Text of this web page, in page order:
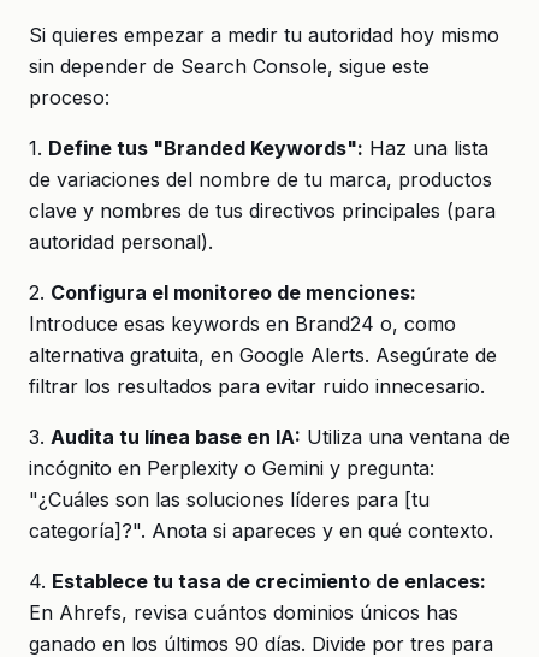
Si quieres empezar a medir tu autoridad hoy mismo
sin depender de Search Console, sigue este
proceso:
1. Define tus "Branded Keywords": Haz una lista
de variaciones del nombre de tu marca, productos
clave y nombres de tus directivos principales (para
autoridad personal).
2. Configura el monitoreo de menciones:
Introduce esas keywords en Brand24 o, como
alternativa gratuita, en Google Alerts. Asegúrate de
filtrar los resultados para evitar ruido innecesario.
3. Audita tu línea base en IA: Utiliza una ventana de
incógnito en Perplexity o Gemini y pregunta:
"¿Cuáles son las soluciones líderes para [tu
categoría]?". Anota si apareces y en qué contexto.
4. Establece tu tasa de crecimiento de enlaces:
En Ahrefs, revisa cuántos dominios únicos has
ganado en los últimos 90 días. Divide por tres para